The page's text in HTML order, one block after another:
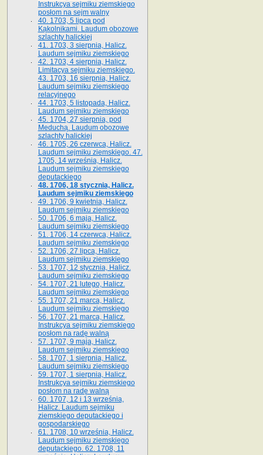
Instrukcya sejmiku ziemskiego
posłom na sejm walny
40. 1703, 5 lipca pod
Kąkolnikami. Laudum obozowe
szlachty halickiej
41­. 1703, 3 sierpnia, Halicz.
Laudum sejmiku ziemskiego
42. 1703, 4 sierpnia, Halicz.
Limitacya sejmiku ziemskiego.
43. 1703, 16 sierpnia, Halicz.
Laudum sejmiku ziemskiego
relacyjnego
44. 1703, 5 listopada, Halicz.
Laudum sejmiku ziemskiego
45. 1704, 27 sierpnia, pod
Meduchą. Laudum obozowe
szlachty halickiej
46. 1705, 26 czerwca, Halicz.
Laudum sejmiku ziemskiego. 47.
1705, 14 września, Halicz.
Laudum sejmiku ziemskiego
deputackiego
48. 1706, 18 stycznia, Halicz.
Laudum sejmiku ziemskiego
49. 1706, 9 kwietnia, Halicz.
Laudum sejmiku ziemskiego
50. 1706, 6 maja, Halicz.
Laudum sejmiku ziemskiego
51. 1706, 14 czerwca, Halicz.
Laudum sejmiku ziemskiego
52. 1706, 27 lipca, Halicz.
Laudum sejmiku ziemskiego
53. 1707, 12 stycznia, Halicz.
Laudum sejmiku ziemskiego
54. 1707, 21 lutego, Halicz.
Laudum sejmiku ziemskiego
55. 1707, 21 marca, Halicz.
Laudum sejmiku ziemskiego
56. 1707, 21 marca, Halicz.
Instrukcya sejmiku ziemskiego
posłom na radę walną
57. 1707, 9 maja, Halicz.
Laudum sejmiku ziemskiego
58. 1707, 1 sierpnia, Halicz.
Laudum sejmiku ziemskiego
59. 1707, 1 sierpnia, Halicz.
Instrukcya sejmiku ziemskiego
posłom na radę walną
60. 1707, 12 i 13 września,
Halicz. Laudum sejmiku
ziemskiego deputackiego i
gospodarskiego
61. 1708, 10 września, Halicz.
Laudum sejmiku ziemskiego
deputackiego. 62. 1708, 11